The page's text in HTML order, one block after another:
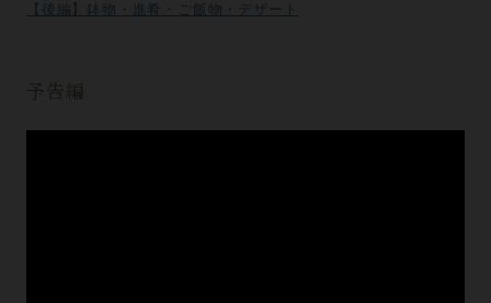
【後編】鉢物・進肴・ご飯物・デザート
予告編